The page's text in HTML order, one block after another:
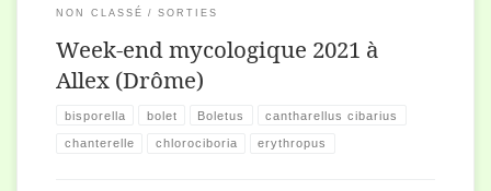
NON CLASSÉ SORTIES
Week-end mycologique 2021 à
Allex (Drôme)
bisporella bolet Boletus cantharellus cibarius
chanterelle chlorociboria erythropus